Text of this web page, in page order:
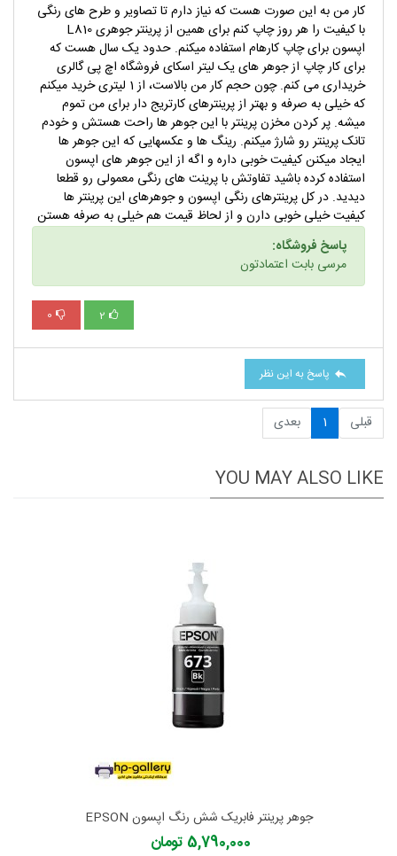
کار من به این صورت هست که نیاز دارم تا تصاویر و طرح های رنگی
با کیفیت را هر روز چاپ کنم برای همین از پرینتر جوهری L810
اپسون برای چاپ کارهام استفاده میکنم. حدود یک سال هست که
برای کار چاپ از جوهر های یک لیتر اسکای فروشگاه اچ پی گالری
خریداری می کنم. چون حجم کار من بالاست، از 1 لیتری خرید میکنم
که خیلی به صرفه و بهتر از پرینترهای کارتریج دار برای من تموم
میشه. پر کردن مخزن پرینتر با این جوهر ها راحت هستش و خودم
تانک پرینتر رو شارژ میکنم. رینگ ها و عکسهایی که این جوهر ها
ایجاد میکنن کیفیت خوبی داره و اگه از این جوهر های اپسون
استفاده کرده باشید تفاوتش با پرینت های رنگی معمولی رو قطعا
دیدید. در کل پرینترهای رنگی اپسون و جوهرهای این پرینتر ها
کیفیت خیلی خوبی دارن و از لحاظ قیمت هم خیلی به صرفه هستن
پاسخ فروشگاه:
مرسی بابت اعتمادتون
2
0
پاسخ به این نظر
قبلی 1 بعدی
YOU MAY ALSO LIKE
جوهر پرینتر فابریک شش رنگ اپسون EPSON
70cc
5,790,000 تومان